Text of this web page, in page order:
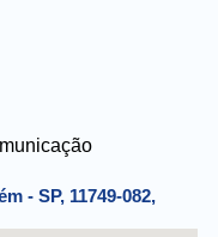
- SP, 11749-082,